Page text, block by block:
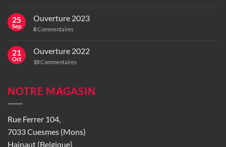
25
Sep
Ouverture 2023
8Commentaires
21
Oct
Ouverture 2022
10Commentaires
NOTRE MAGASIN
Rue Ferrer 104,
7033 Cuesmes (Mons)
Hainaut (Belgique)